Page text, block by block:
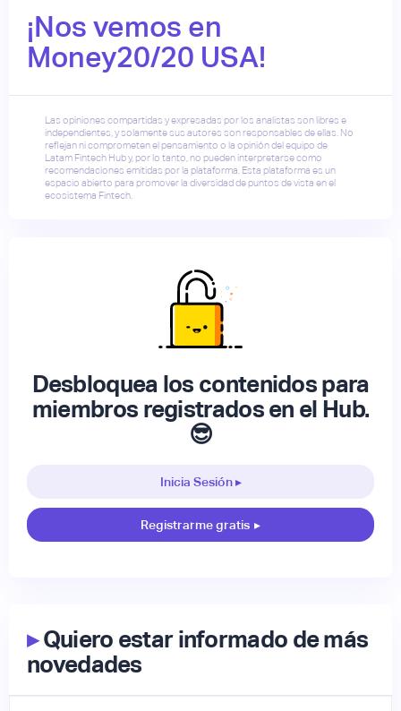
¡Nos vemos en
Money20/20 USA!
Las opiniones compartidas y expresadas por los analistas son libres e
independientes, y solamente sus autores son responsables de ellas. No
reflejan ni comprometen el pensamiento o la opinión del equipo de
Latam Fintech Hub y, por lo tanto, no pueden interpretarse como
recomendaciones emitidas por la plataforma. Esta plataforma es un
espacio abierto para promover la diversidad de puntos de vista en el
ecosistema Fintech.
Desbloquea los contenidos para
miembros registrados en el Hub.
😎
Inicia Sesión ▸
Registrarme gratis ▸
▸Quiero estar informado de más
novedades